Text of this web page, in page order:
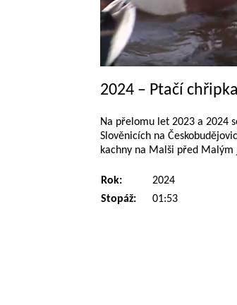
2024 – Ptačí chřipka
Na přelomu let 2023 a 2024
Slověnicích na
kachny na Malši před
Rok:
2024
Stopáž:
01:53